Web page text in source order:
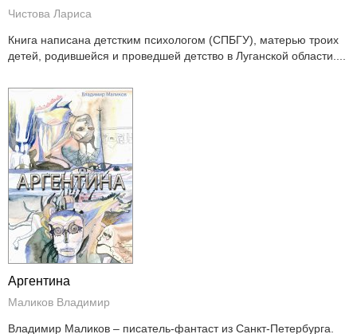
Чистова Лариса
Книга написана детстким психологом (СПБГУ), матерью троих
детей, родившейся и проведшей детство в Луганской области....
Аргентина
Маликов Владимир
Владимир Маликов – писатель-фантаст из Санкт-Петербурга.